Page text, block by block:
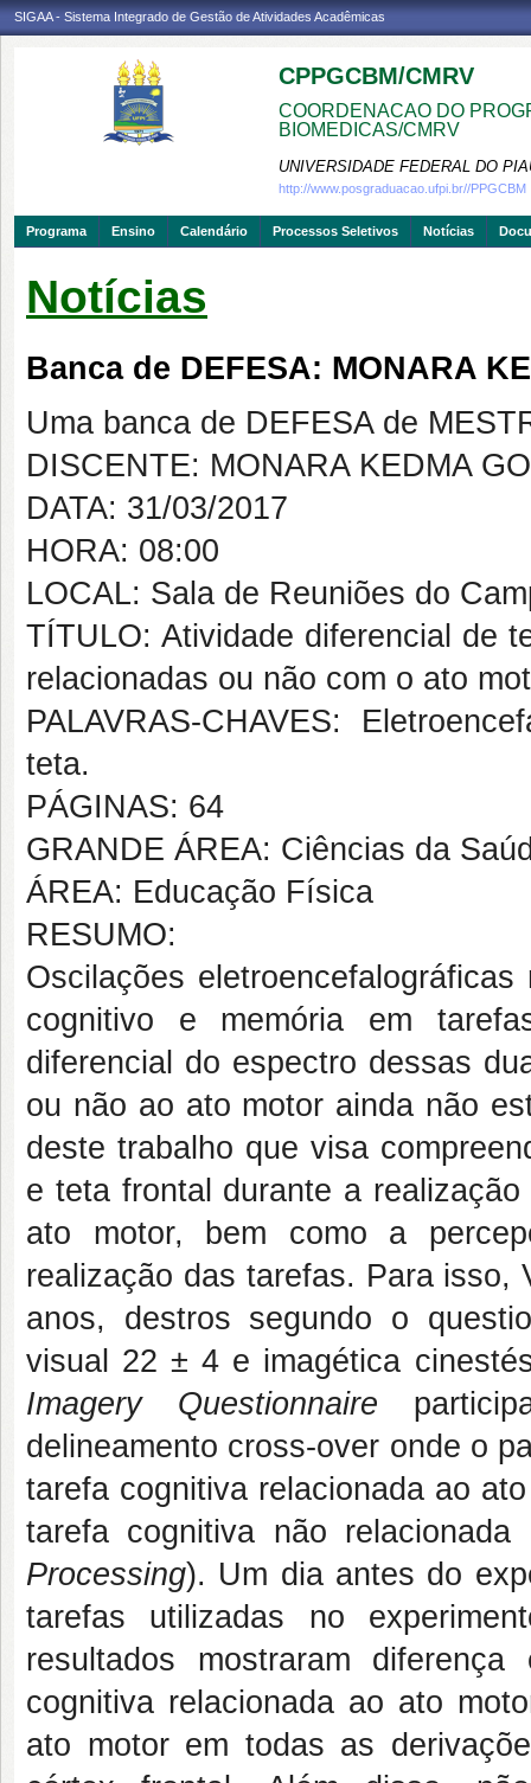
SIGAA - Sistema Integrado de Gestão de Atividades Acadêmicas
CPPGCBM/CMRV
COORDENACAO DO
BIOMEDICAS/CMRV
UNIVERSIDADE FEDERAL DO
http://www.posgraduacao.ufpi.br//PPGCBM
Programa Ensino Calendário Processos Seletivos Notícias
Notícias
Banca de DEFESA: MONARA
Uma banca de DEFESA de
DISCENTE: MONARA KEDMA
DATA: 31/03/2017
HORA: 08:00
LOCAL: Sala de Reuniões do
TÍTULO: Atividade diferencial de
relacionadas ou não com o ato
PALAVRAS-CHAVES:
teta.
PÁGINAS: 64
GRANDE ÁREA: Ciências da
ÁREA: Educação Física
RESUMO:
Oscilações
cognitivo e memória em
diferencial do espectro dessas
ou não ao ato motor ainda não
deste trabalho que visa
e teta frontal durante a
ato motor, bem como a
realização das tarefas. Para
anos, destros segundo o
visual 22 ± 4 e imagética
Imagery Questionnaire
delineamento cross-over onde o
tarefa cognitiva relacionada ao
tarefa cognitiva não
Processing). Um dia antes do
tarefas utilizadas no
resultados mostraram
cognitiva relacionada ao ato
ato motor em todas as